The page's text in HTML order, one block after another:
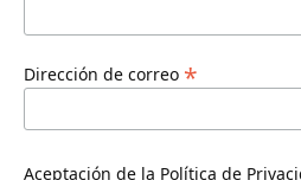
Dirección de correo *
Aceptación de la Política de